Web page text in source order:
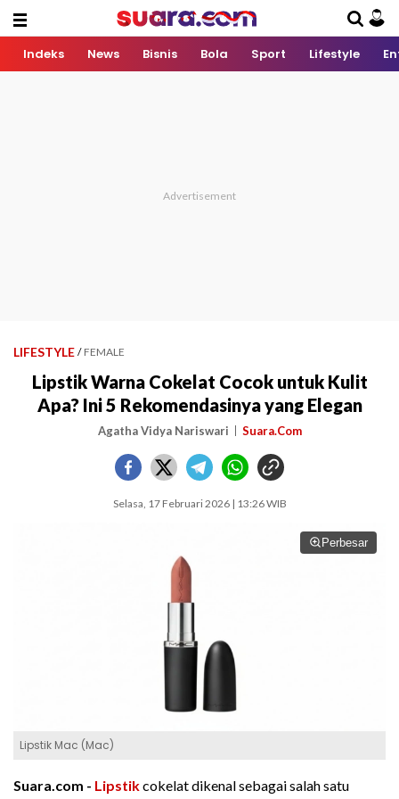
Indeks News Bisnis Bola Sport Lifestyle
LIFESTYLE / FEMALE
Lipstik Warna Cokelat Cocok untuk Kulit
Apa? Ini 5 Rekomendasinya yang Elegan
Agatha Vidya Nariswari Suara.Com
Selasa, 17 Februari 2026 | 13:26 WIB
Perbesar
Lipstik Mac (Mac)
Suara.com - Lipstikcokelat dikenal sebagai salah satu